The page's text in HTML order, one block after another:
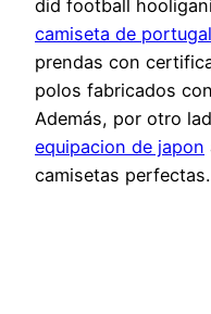
did football
camiseta de portugal
prendas con
polos fabricados
Además, por otro
equipacion de japon
camisetas perfectas.